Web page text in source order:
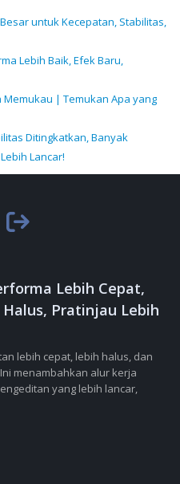
untuk Kecepatan, Stabilitas,
Lebih Baik, Efek Baru,
Memukau | Temukan Apa yang
Ditingkatkan, Banyak
Lancar!
Lebih Cepat,
Pratinjau Lebih
lebih cepat, lebih halus, dan
menambahkan alur kerja
yang lebih lancar,